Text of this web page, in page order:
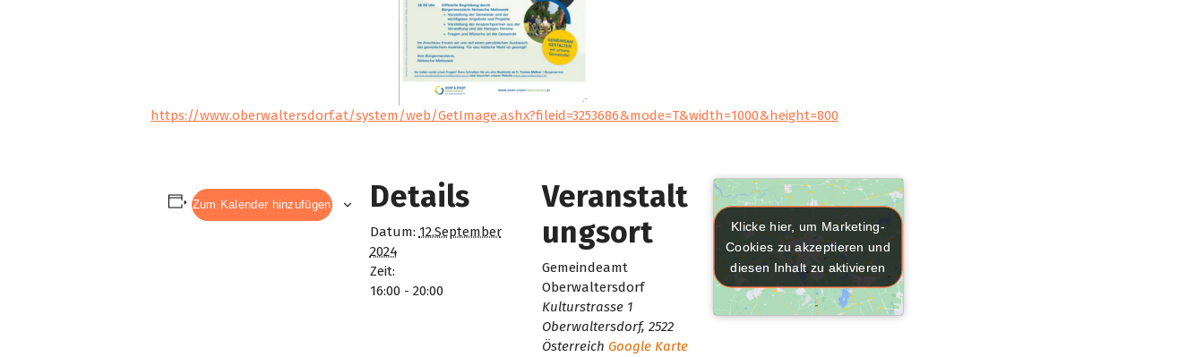
https://www.oberwaltersdorf.at/system/web/GetImage.ashx?fileid=3253686&mode=T&width=1000&height=800
Zum Kalender hinzufügen Details
Datum: 12.September
2024
Zeit:
16:00 - 20:00
Veranstalt
ungsort
Gemeindeamt
Oberwaltersdorf
Kulturstrasse 1
Oberwaltersdorf, 2522
Österreich Google Karte
Klicke hier, um Marketing-
Cookies zu akzeptieren und
diesen Inhalt zu aktivieren
Klicke hier, um Marketing-
Cookies zu akzeptieren und
diesen Inhalt zu aktivieren